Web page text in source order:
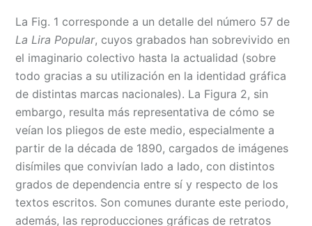
La Fig. 1 corresponde a un detalle del número 57 de
La Lira Popular, cuyos grabados han sobrevivido en
el imaginario colectivo hasta la actualidad (sobre
todo gracias a su utilización en la identidad gráfica
de distintas marcas nacionales). La Figura 2, sin
embargo, resulta más representativa de cómo se
veían los pliegos de este medio, especialmente a
partir de la década de 1890, cargados de imágenes
disímiles que convivían lado a lado, con distintos
grados de dependencia entre sí y respecto de los
textos escritos. Son comunes durante este periodo,
además, las reproducciones gráficas de retratos